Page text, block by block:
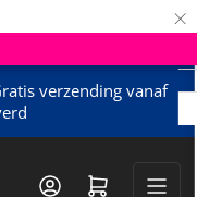
×
verzending vanaf
Mini-winkelwagen openen